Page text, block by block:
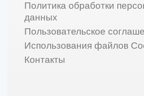
Политика обработки
данных
Пользовательское
Использования файлов
Контакты